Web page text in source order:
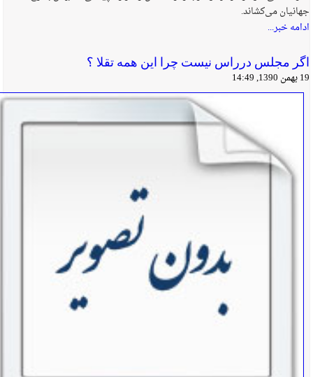
جهانیان می‌كشاند.
ادامه خبر...
اگر مجلس درراس نيست چرا اين همه تقلا ؟
19 بهمن 1390, 14:49